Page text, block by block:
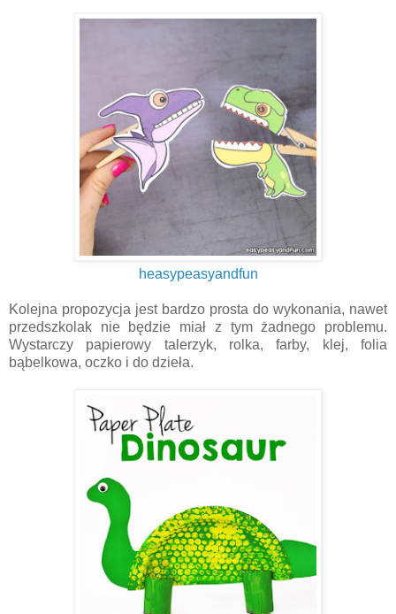
heasypeasyandfun
Kolejna propozycja jest bardzo prosta do wykonania, nawet
przedszkolak nie będzie miał z tym żadnego problemu.
Wystarczy papierowy talerzyk, rolka, farby, klej, folia
bąbelkowa, oczko i do dzieła.